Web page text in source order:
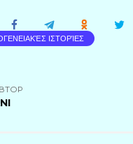
ΙΣΤΟΡΊΕΣ